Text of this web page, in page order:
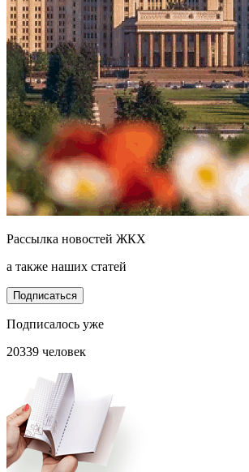
Рассылка новостей ЖКХ
а также наших статей
Подписаться
Подписалось уже
20339 человек